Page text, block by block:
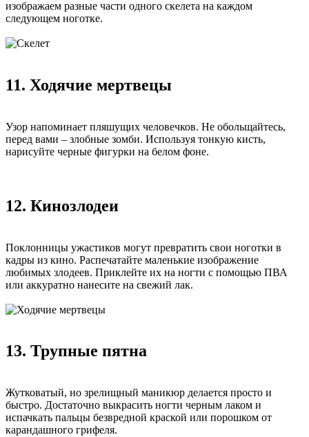
изображаем разные части одного скелета на каждом
следующем ноготке.
11. Ходячие мертвецы
Узор напоминает пляшущих человечков. Не обольщайтесь,
перед вами – злобные зомби. Используя тонкую кисть,
нарисуйте черные фигурки на белом фоне.
12. Кинозлодеи
Поклонницы ужастиков могут превратить свои ноготки в
кадры из кино. Распечатайте маленькие изображение
любимых злодеев. Приклейте их на ногти с помощью ПВА
или аккуратно нанесите на свежий лак.
13. Трупные пятна
Жутковатый, но зрелищный маникюр делается просто и
быстро. Достаточно выкрасить ногти черным лаком и
испачкать пальцы безвредной краской или порошком от
карандашного грифеля.